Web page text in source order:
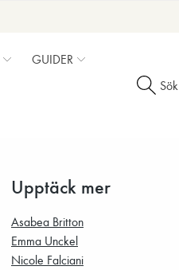
GUIDER
Sök
Upptäck mer
Asabea Britton
Emma Unckel
Nicole Falciani